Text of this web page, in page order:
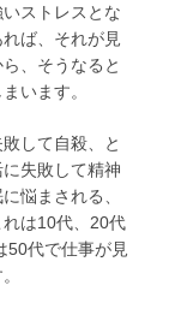
ストレスとな
ば、それが見
、そうなると
います。
して自殺、と
失敗して精神
悩まされる、
は10代、20代
50代で仕事が見